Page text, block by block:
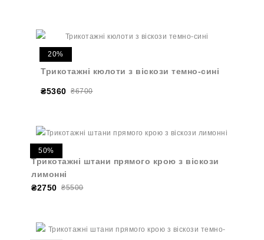
20%
Трикотажні кюлоти з віскози темно-сині
₴5360 ₴6700
50%
Трикотажні штани прямого крою з віскози
лимонні
₴2750 ₴5500